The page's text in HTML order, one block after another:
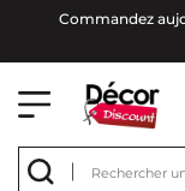
Commandez